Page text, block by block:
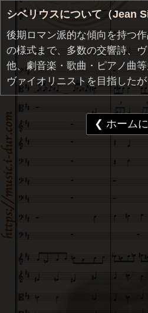
シベリウスについて（Jean
後期ロマン派的な傾向を持つ
の様式まで、多数の交響詩、
他、劇音楽・歌曲・ピアノ曲
ヴァイオリニストを目指した
❮ ホーム